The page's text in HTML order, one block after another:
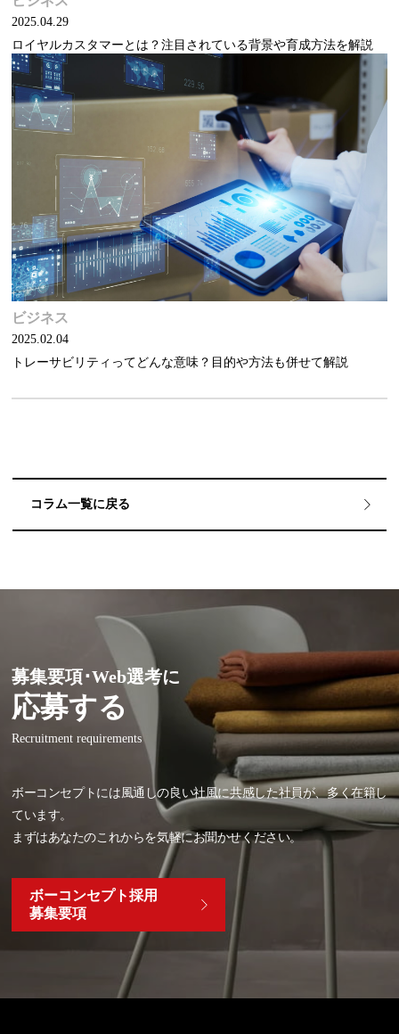
2025.04.29
ロイヤルカスタマーとは？注目されている背景や育成方法を解説
ビジネス
2025.02.04
トレーサビリティってどんな意味？目的や方法も併せて解説
コラム一覧に戻る
募集要項･Web選考に
応募する
Recruitment requirements
ボーコンセプトには風通しの良い社風に共感した社員が、多く在籍し
ています。
まずはあなたのこれからを気軽にお聞かせください。
ボーコンセプト採用
募集要項